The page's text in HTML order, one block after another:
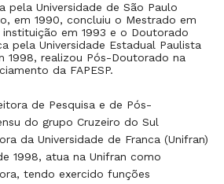
pela Universidade de São Paulo
em 1990, concluiu o Mestrado em
instituição em 1993 e o Doutorado
pela Universidade Estadual Paulista
1998, realizou Pós-Doutorado na
da FAPESP.
de Pesquisa e de Pós-
do grupo Cruzeiro do Sul
da Universidade de Franca (Unifran)
1998, atua na Unifran como
tendo exercido funções